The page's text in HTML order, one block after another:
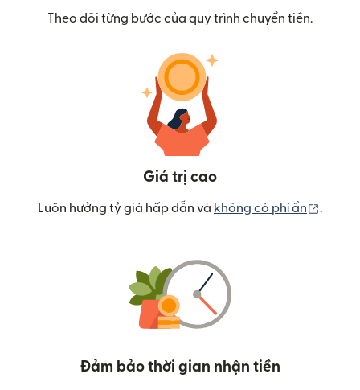
Theo dõi từng bước của quy trình chuyển tiền.
Giá trị cao
Luôn hưởng tỷ giá hấp dẫn và không có phí ẩn .
Đảm bảo thời gian nhận tiền